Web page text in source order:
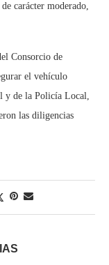
carácter moderado,
Consorcio de
el vehículo
y de la Policía Local,
las diligencias